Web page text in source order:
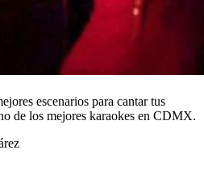
escenarios para cantar tus
de los mejores karaokes en CDMX.